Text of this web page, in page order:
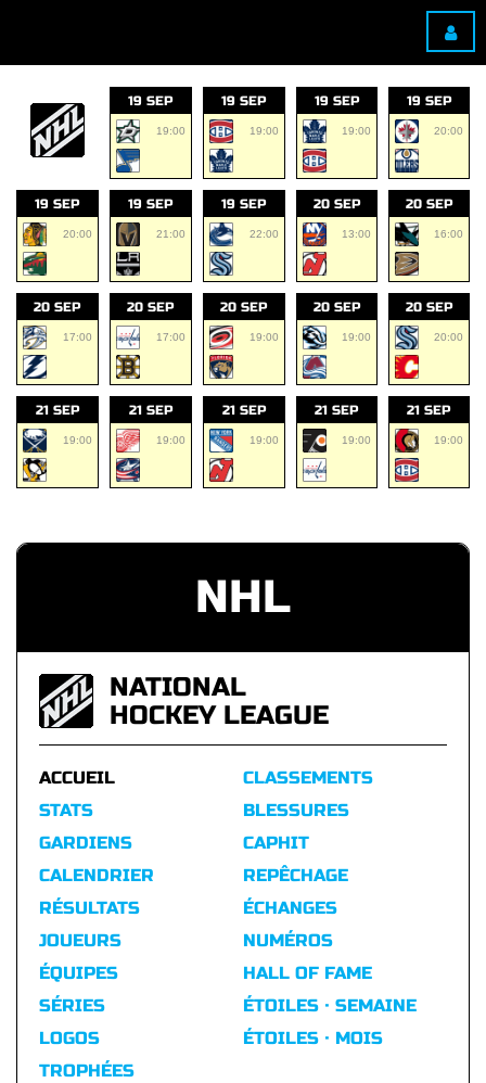
19 SEP
19:00
19 SEP
19:00
19 SEP
19:00
19 SEP
20:00
19 SEP
20:00
19 SEP
21:00
19 SEP
22:00
20 SEP
13:00
20 SEP
16:00
20 SEP
17:00
20 SEP
17:00
20 SEP
19:00
20 SEP
19:00
20 SEP
20:00
21 SEP
19:00
21 SEP
19:00
21 SEP
19:00
21 SEP
19:00
21 SEP
19:00
NHL
NATIONAL
HOCKEY LEAGUE
ACCUEIL
STATS
GARDIENS
CALENDRIER
RÉSULTATS
CLASSEMENTS
BLESSURES
CAPHIT
REPÊCHAGE
ÉCHANGES
JOUEURS
ÉQUIPES
SÉRIES
LOGOS
TROPHÉES
NUMÉROS
HALL OF FAME
ÉTOILES · SEMAINE
ÉTOILES · MOIS